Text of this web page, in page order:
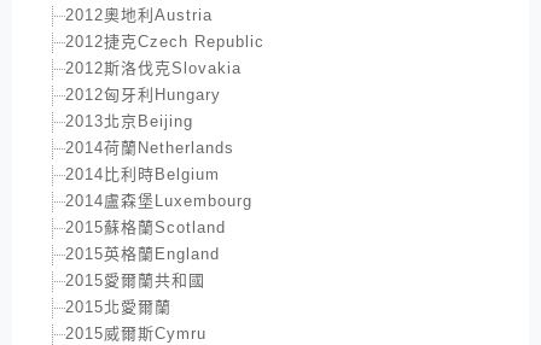
2012奧地利Austria
2012捷克Czech Republic
2012斯洛伐克Slovakia
2012匈牙利Hungary
2013北京Beijing
2014荷蘭Netherlands
2014比利時Belgium
2014盧森堡Luxembourg
2015蘇格蘭Scotland
2015英格蘭England
2015愛爾蘭共和國
2015北愛爾蘭
2015威爾斯Cymru